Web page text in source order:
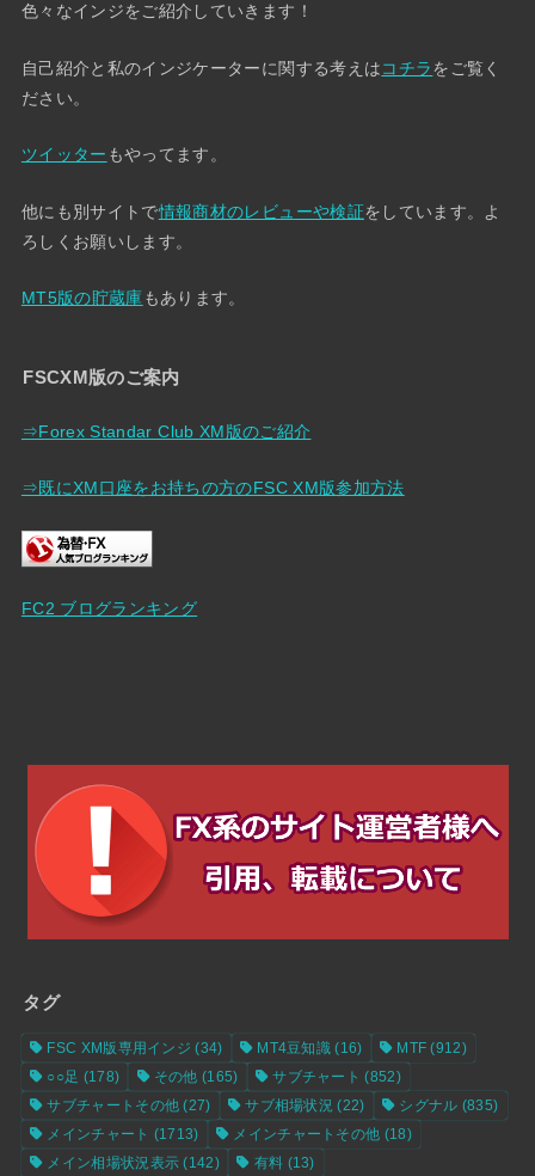
色々なインジをご紹介していきます！
自己紹介と私のインジケーターに関する考えはコチラをご覧く
ださい。
ツイッター もやってます。
他にも別サイトで情報商材のレビューや検証をしています。よ
ろしくお願いします。
MT5版の貯蔵庫もあります。
FSCXM版のご案内
⇒Forex Standar Club XM版のご紹介
⇒既にXM口座をお持ちの方のFSC XM版参加方法
FC2 ブログランキング
タグ
FSC XM版専用インジ (34) MT4豆知識 (16) MTF (912)
○○足 (178) その他 (165) サブチャート (852)
サブチャートその他 (27) サブ相場状況 (22) シグナル (835)
メインチャート (1713) メインチャートその他 (18)
メイン相場状況表示 (142) 有料 (13)